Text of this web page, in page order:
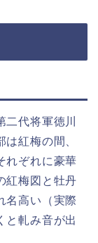
代将軍徳川
紅梅の間、
れぞれに豪華
紅梅図と牡丹
名高い（実際
と軋み音が出